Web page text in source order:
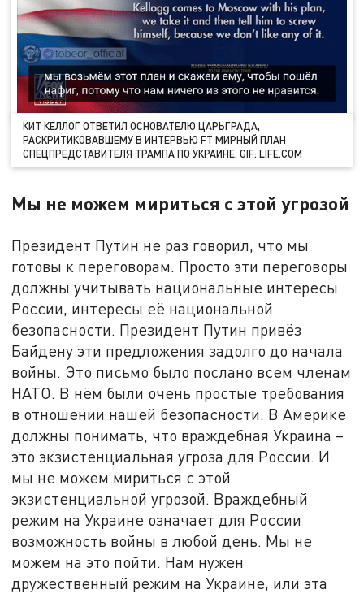
КИТ КЕЛЛОГ ОТВЕТИЛ ОСНОВАТЕЛЮ ЦАРЬГРАДА,
РАСКРИТИКОВАВШЕМУ В ИНТЕРВЬЮ FT МИРНЫЙ ПЛАН
СПЕЦПРЕДСТАВИТЕЛЯ ТРАМПА ПО УКРАИНЕ. GIF: LIFE.COM
Мы не можем мириться с этой угрозой
Президент Путин не раз говорил, что мы
готовы к переговорам. Просто эти переговоры
должны учитывать национальные интересы
России, интересы её национальной
безопасности. Президент Путин привёз
Байдену эти предложения задолго до начала
войны. Это письмо было послано всем членам
НАТО. В нём были очень простые требования
в отношении нашей безопасности. В Америке
должны понимать, что враждебная Украина –
это экзистенциальная угроза для России. И
мы не можем мириться с этой
экзистенциальной угрозой. Враждебный
режим на Украине означает для России
возможность войны в любой день. Мы не
можем на это пойти. Нам нужен
дружественный режим на Украине, или эта